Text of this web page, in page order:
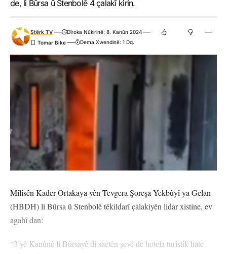
de, li Bûrsa û Stenbolê 4 çalakî kirin.
Stêrk TV
Dîroka Nûkirinê: 8. Kanûn 2024
Dema Xwendinê: 1 Dq.
Milîsên Kader Ortakaya yên Tevgera Şoreşa Yekbûyî ya Gelan
(HBDH) li Bûrsa û Stenbolê têkildarî çalakiyên lidar xistine, ev
agahî dan:
“3’yê Kanûnê li Bûrsayê di saetên şevê de hotela turîstîk hate